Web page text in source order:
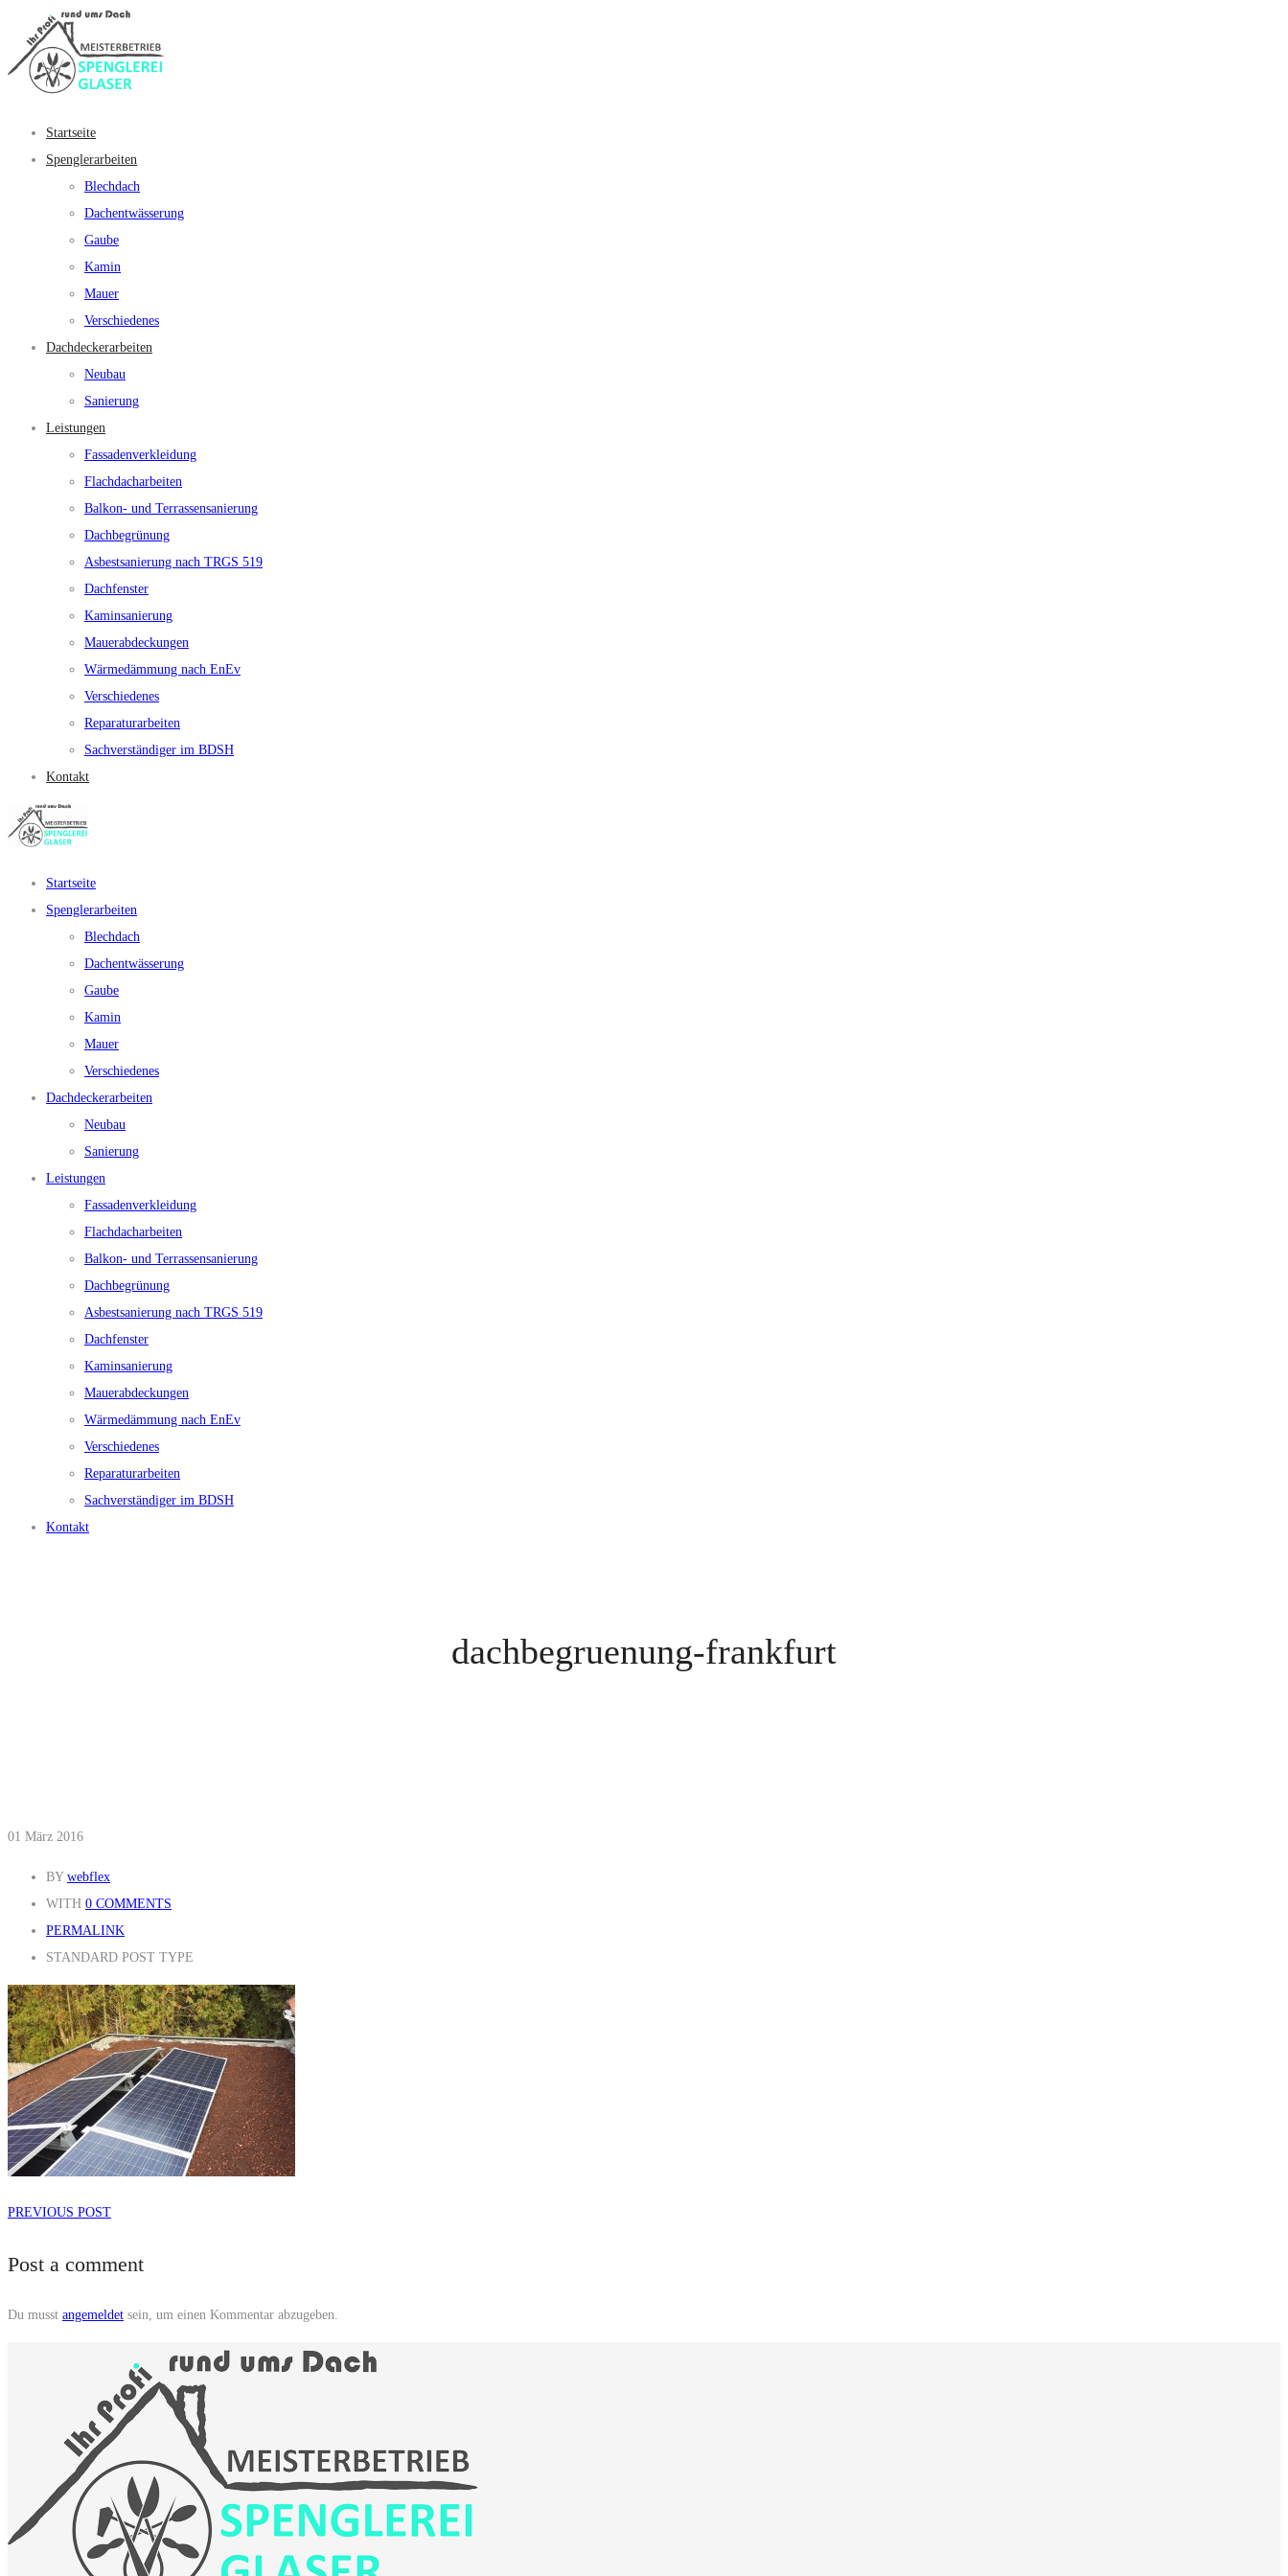
Startseite
Spenglerarbeiten
Blechdach
Dachentwässerung
Gaube
Kamin
Mauer
Verschiedenes
Dachdeckerarbeiten
Neubau
Sanierung
Leistungen
Fassadenverkleidung
Flachdacharbeiten
Balkon- und Terrassensanierung
Dachbegrünung
Asbestsanierung nach TRGS 519
Dachfenster
Kaminsanierung
Mauerabdeckungen
Wärmedämmung nach EnEv
Verschiedenes
Reparaturarbeiten
Sachverständiger im BDSH
Kontakt
Startseite
Spenglerarbeiten
Blechdach
Dachentwässerung
Gaube
Kamin
Mauer
Verschiedenes
Dachdeckerarbeiten
Neubau
Sanierung
Leistungen
Fassadenverkleidung
Flachdacharbeiten
Balkon- und Terrassensanierung
Dachbegrünung
Asbestsanierung nach TRGS 519
Dachfenster
Kaminsanierung
Mauerabdeckungen
Wärmedämmung nach EnEv
Verschiedenes
Reparaturarbeiten
Sachverständiger im BDSH
Kontakt
dachbegruenung-frankfurt
01 März 2016
BY webflex
WITH 0 COMMENTS
PERMALINK
STANDARD POST TYPE
PREVIOUS POST
Post a comment
Du musst angemeldet sein, um einen Kommentar abzugeben.